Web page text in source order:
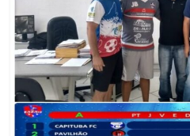
Estância
Turística
Guaratinguetá